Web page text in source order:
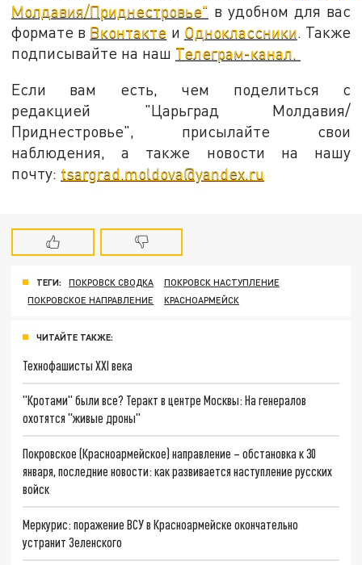
Молдавия/Приднестровье" в удобном для вас
формате в Вконтакте и Одноклассники. Также
подписывайте на наш Телеграм-канал.
Если вам есть, чем поделиться с
редакцией "Царьград Молдавия/
Приднестровье", присылайте свои
наблюдения, а также новости на нашу
почту: tsargrad.moldova@yandex.ru
ТЕГИ: ПОКРОВСК СВОДКА
ПОКРОВСК НАСТУПЛЕНИЕ
ПОКРОВСКОЕ НАПРАВЛЕНИЕ
КРАСНОАРМЕЙСК
ЧИТАЙТЕ ТАКЖЕ:
Технофашисты XXI века
"Кротами" были все? Теракт в центре Москвы: На генералов
охотятся "живые дроны"
Покровское (Красноармейское) направление – обстановка к 30
января, последние новости: как развивается наступление русских
войск
Меркурис: поражение ВСУ в Красноармейске окончательно
устранит Зеленского